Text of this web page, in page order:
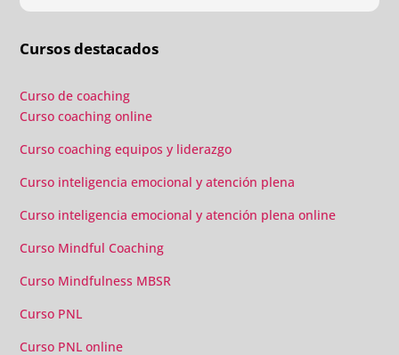
añadido con multitud de formaciones, seminarios y
gran liderazgo de Beatriz Ricondo!!!
Cursos destacados
Curso de coaching
Curso coaching online
Curso coaching equipos y liderazgo
Curso inteligencia emocional y atención plena
Curso inteligencia emocional y atención plena online
Curso Mindful Coaching
Curso Mindfulness MBSR
Curso PNL
Curso PNL online